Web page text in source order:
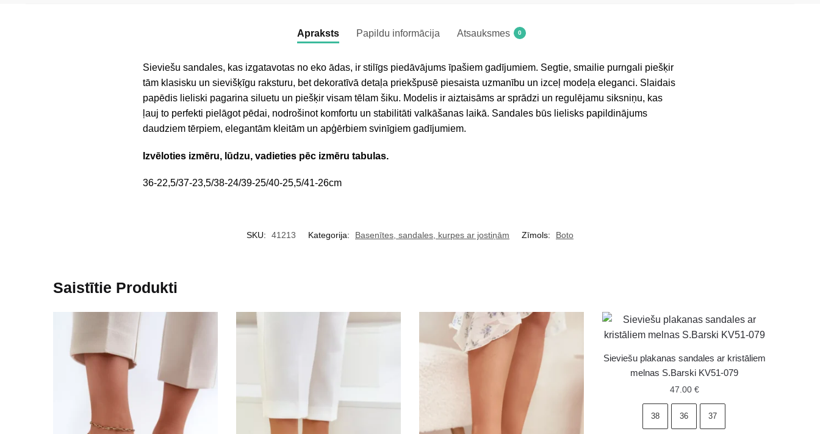
Apraksts Papildu informācija Atsauksmes 0
Sieviešu sandales, kas izgatavotas no eko ādas, ir stilīgs piedāvājums īpašiem gadījumiem. Segtie, smailie purngali piešķir
tām klasisku un sievišķīgu raksturu, bet dekoratīvā detaļa priekšpusē piesaista uzmanību un izceļ modeļa eleganci. Slaidais
papēdis lieliski pagarina siluetu un piešķir visam tēlam šiku. Modelis ir aiztaisāms ar sprādzi un regulējamu siksniņu, kas
ļauj to perfekti pielāgot pēdai, nodrošinot komfortu un stabilitāti valkāšanas laikā. Sandales būs lielisks papildinājums
daudziem tērpiem, elegantām kleitām un apģērbiem svinīgiem gadījumiem.
Izvēloties izmēru, lūdzu, vadieties pēc izmēru tabulas.
36-22,5/37-23,5/38-24/39-25/40-25,5/41-26cm
SKU: 41213 Kategorija: Basenītes, sandales, kurpes ar jostiņām Zīmols: Boto
Saistītie Produkti
Sieviešu plakanas sandales ar kristāliem
melnas S.Barski KV51-079
47.00 €
38 36 37